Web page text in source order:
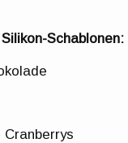
Schablonen: